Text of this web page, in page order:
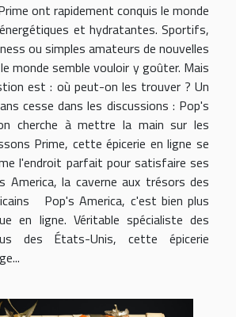
ont rapidement conquis le monde
et hydratantes. Sportifs,
ou simples amateurs de nouvelles
monde semble vouloir y goûter. Mais
est : où peut-on les trouver ? Un
cesse dans les discussions : Pop's
cherche à mettre la main sur les
Prime, cette épicerie en ligne se
l'endroit parfait pour satisfaire ses
la caverne aux trésors des
Pop's America, c'est bien plus
en ligne. Véritable spécialiste des
des États-Unis, cette épicerie